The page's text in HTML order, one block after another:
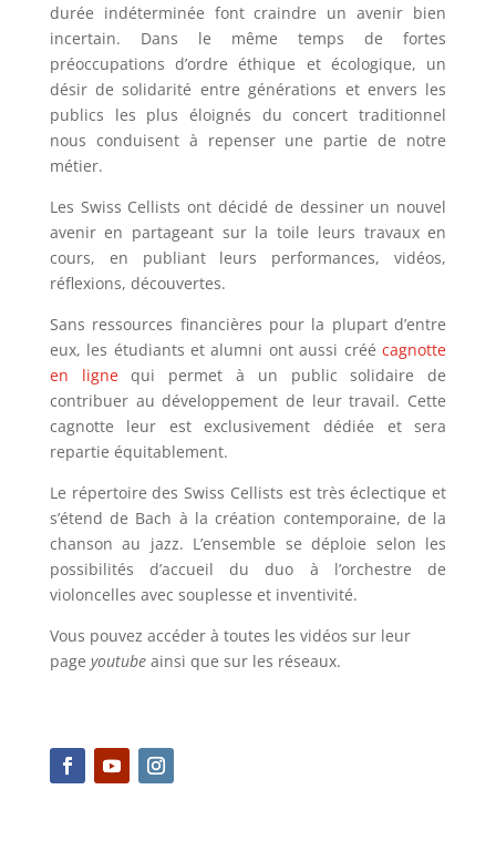
durée indéterminée font craindre un avenir bien
incertain. Dans le même temps de fortes
préoccupations d’ordre éthique et écologique, un
désir de solidarité entre générations et envers les
publics les plus éloignés du concert traditionnel
nous conduisent à repenser une partie de notre
métier.
Les Swiss Cellists ont décidé de dessiner un nouvel
avenir en partageant sur la toile leurs travaux en
cours, en publiant leurs performances, vidéos,
réflexions, découvertes.
Sans ressources financières pour la plupart d’entre
eux, les étudiants et alumni ont aussi créécagnotte
en lignequi permet à un public solidaire de
contribuer au développement de leur travail. Cette
cagnotte leur est exclusivement dédiée et sera
repartie équitablement.
Le répertoire des Swiss Cellists est très éclectique et
s’étend de Bach à la création contemporaine, de la
chanson au jazz. L’ensemble se déploie selon les
possibilités d’accueil du duo à l’orchestre de
violoncelles avec souplesse et inventivité.
Vous pouvez accéder à toutes les vidéos sur leur
page youtube ainsi que sur les réseaux.